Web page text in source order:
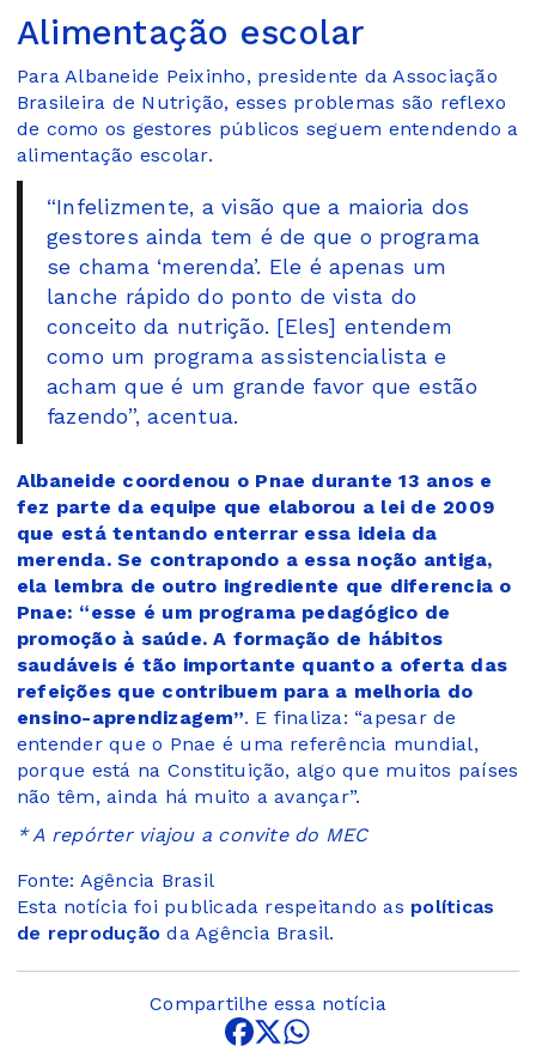
Alimentação escolar
Para Albaneide Peixinho, presidente da Associação
Brasileira de Nutrição, esses problemas são reflexo
de como os gestores públicos seguem entendendo a
alimentação escolar.
“Infelizmente, a visão que a maioria dos
gestores ainda tem é de que o programa
se chama ‘merenda’. Ele é apenas um
lanche rápido do ponto de vista do
conceito da nutrição. [Eles] entendem
como um programa assistencialista e
acham que é um grande favor que estão
fazendo”, acentua.
Albaneide coordenou o Pnae durante 13 anos e
fez parte da equipe que elaborou a lei de 2009
que está tentando enterrar essa ideia da
merenda. Se contrapondo a essa noção antiga,
ela lembra de outro ingrediente que diferencia o
Pnae: “esse é um programa pedagógico de
promoção à saúde. A formação de hábitos
saudáveis é tão importante quanto a oferta das
refeições que contribuem para a melhoria do
ensino-aprendizagem”. E finaliza: “apesar de
entender que o Pnae é uma referência mundial,
porque está na Constituição, algo que muitos países
não têm, ainda há muito a avançar”.
* A repórter viajou a convite do MEC
Fonte: Agência Brasil
Esta notícia foi publicada respeitando as políticas
de reprodução da Agência Brasil.
Compartilhe essa notícia